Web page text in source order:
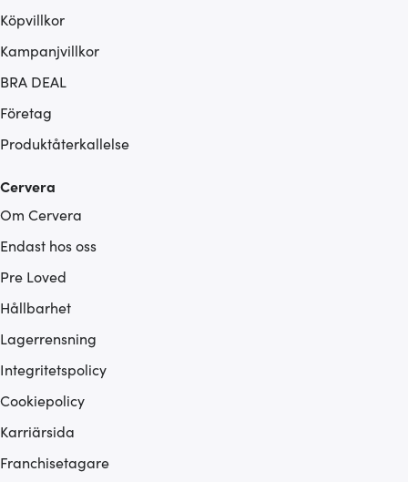
Köpvillkor
Kampanjvillkor
BRA DEAL
Företag
Produktåterkallelse
Cervera
Om Cervera
Endast hos oss
Pre Loved
Hållbarhet
Lagerrensning
Integritetspolicy
Cookiepolicy
Karriärsida
Franchisetagare